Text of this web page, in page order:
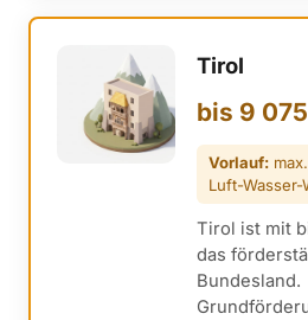
Tirol
bis 9
Vorlauf:
Luft-Wasser-
Tirol ist mit
das
Bundesland.